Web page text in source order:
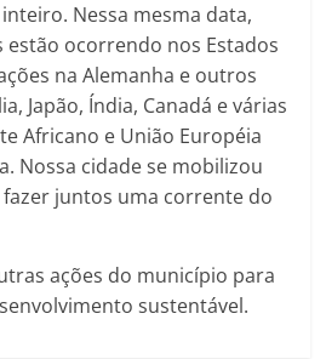
Nessa mesma data,
estão ocorrendo nos Estados
na Alemanha e outros
Japão, Índia, Canadá e várias
Africano e União Européia
Nossa cidade se mobilizou
juntos uma corrente do
ações do município para
sustentável.